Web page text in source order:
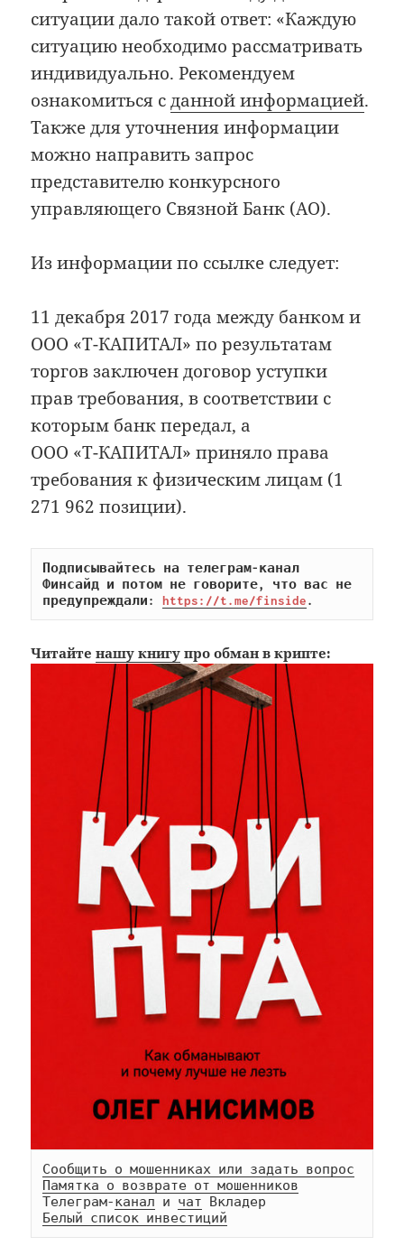
ситуации дало такой ответ: «Каждую
ситуацию необходимо рассматривать
индивидуально. Рекомендуем
ознакомиться сданной информацией.
Также для уточнения информации
можно направить запрос
представителю конкурсного
управляющего Связной Банк (АО).
Из информации по ссылке следует:
11 декабря 2017 года между банком и
ООО «Т-КАПИТАЛ» по результатам
торгов заключен договор уступки
прав требования, в соответствии с
которым банк передал, а
ООО «Т-КАПИТАЛ» приняло права
требования к физическим лицам (1
271 962 позиции).
Подписывайтесь на телеграм-канал
Финсайд и потом не говорите, что вас не
предупреждали: https://t.me/finside.
Читайтенашу книгу про обман в крипте:
Сообщить о мошенниках или задать вопрос
Памятка о возврате от мошенников
Телеграм-канал и чат
Белый список инвестиций